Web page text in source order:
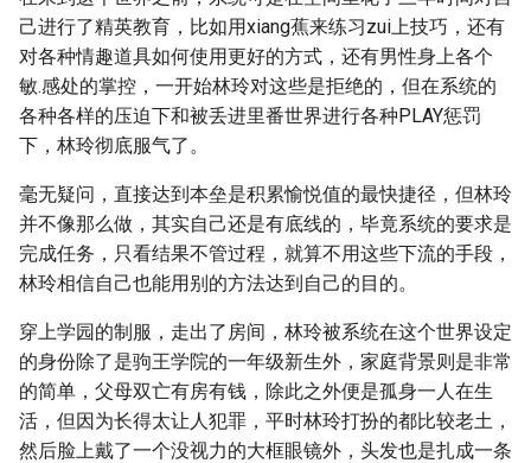
己进行了精英教育，比如用xiang蕉来练习zui上技巧，还有
对各种情趣道具如何使用更好的方式，还有男性身上各个
敏.感处的掌控，一开始林玲对这些是拒绝的，但在系统的
各种各样的压迫下和被丢进里番世界进行各种PLAY惩罚
下，林玲彻底服气了。
毫无疑问，直接达到本垒是积累愉悦值的最快捷径，但林玲
并不像那么做，其实自己还是有底线的，毕竟系统的要求是
完成任务，只看结果不管过程，就算不用这些下流的手段，
林玲相信自己也能用别的方法达到自己的目的。
穿上学园的制服，走出了房间，林玲被系统在这个世界设定
的身份除了是驹王学院的一年级新生外，家庭背景则是非常
的简单，父母双亡有房有钱，除此之外便是孤身一人在生
活，但因为长得太让人犯罪，平时林玲打扮的都比较老土，
然后脸上戴了一个没视力的大框眼镜外，头发也是扎成一条